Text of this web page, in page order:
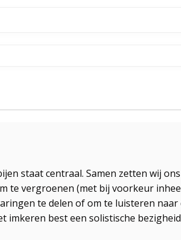
staat centraal. Samen zetten wij
te vergroenen (met bij voorkeur
te delen of om te luisteren
imkeren best een solistische